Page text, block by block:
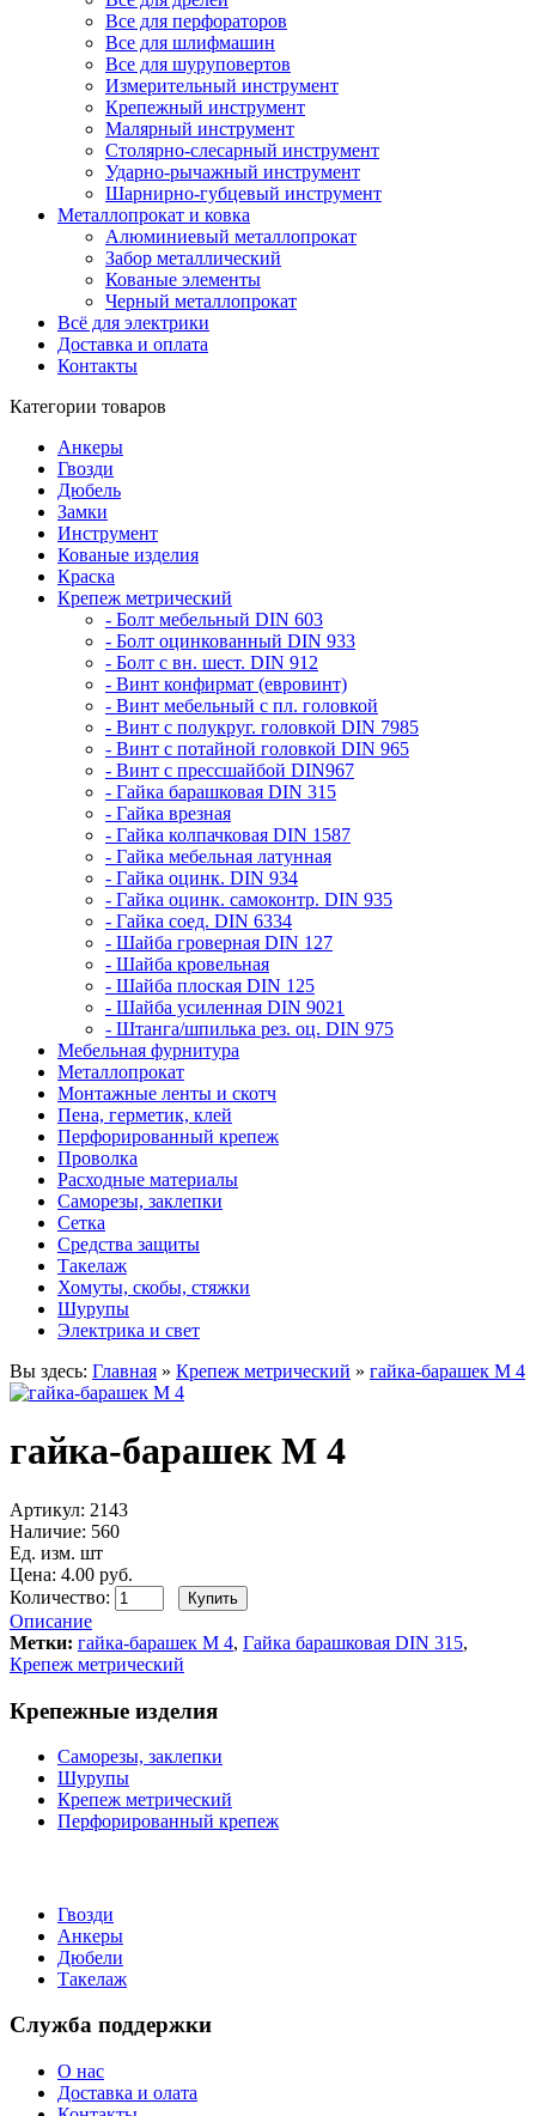
Все для перфораторов
Все для шлифмашин
Все для шуруповертов
Измерительный инструмент
Крепежный инструмент
Малярный инструмент
Столярно-слесарный инструмент
Ударно-рычажный инструмент
Шарнирно-губцевый инструмент
Металлопрокат и ковка
Алюминиевый металлопрокат
Забор металлический
Кованые элементы
Черный металлопрокат
Всё для электрики
Доставка и оплата
Контакты
Категории товаров
Анкеры
Гвозди
Дюбель
Замки
Инструмент
Кованые изделия
Краска
Крепеж метрический
- Болт мебельный DIN 603
- Болт оцинкованный DIN 933
- Болт с вн. шест. DIN 912
- Винт конфирмат (евровинт)
- Винт мебельный с пл. головкой
- Винт с полукруг. головкой DIN 7985
- Винт с потайной головкой DIN 965
- Винт с прессшайбой DIN967
- Гайка барашковая DIN 315
- Гайка врезная
- Гайка колпачковая DIN 1587
- Гайка мебельная латунная
- Гайка оцинк. DIN 934
- Гайка оцинк. самоконтр. DIN 935
- Гайка соед. DIN 6334
- Шайба гроверная DIN 127
- Шайба кровельная
- Шайба плоская DIN 125
- Шайба усиленная DIN 9021
- Штанга/шпилька рез. оц. DIN 975
Мебельная фурнитура
Металлопрокат
Монтажные ленты и скотч
Пена, герметик, клей
Перфорированный крепеж
Проволка
Расходные материалы
Саморезы, заклепки
Сетка
Средства защиты
Такелаж
Хомуты, скобы, стяжки
Шурупы
Электрика и свет
Вы здесь: Главная » Крепеж метрический » гайка-барашек М 4
гайка-барашек М 4
Артикул: 2143
Наличие: 560
Ед. изм. шт
Цена: 4.00 руб.
Количество:
Описание
Метки: гайка-барашек М 4, Гайка барашковая DIN 315,
Крепеж метрический
Крепежные изделия
Саморезы, заклепки
Шурупы
Крепеж метрический
Перфорированный крепеж
Гвозди
Анкеры
Дюбели
Такелаж
Служба поддержки
О нас
Доставка и олата